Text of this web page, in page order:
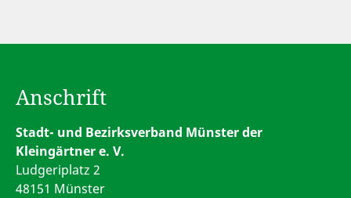
Anschrift
Stadt- und Bezirksverband Münster der
Kleingärtner e. V.
Ludgeriplatz 2
48151 Münster